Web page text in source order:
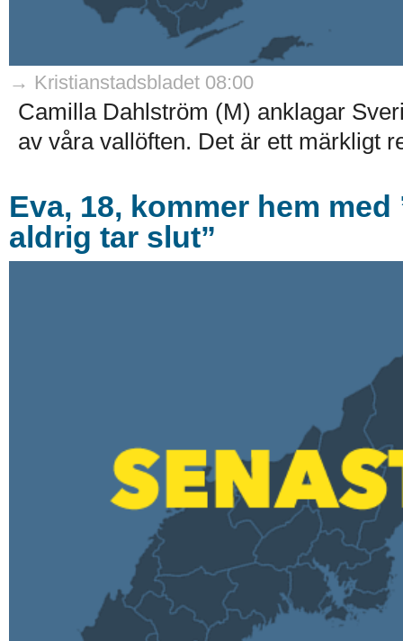
→ Kristianstadsbladet 08:00
Camilla Dahlström (M) anklagar
av våra vallöften. Det är ett märkligt
Eva, 18, kommer hem
aldrig tar slut”